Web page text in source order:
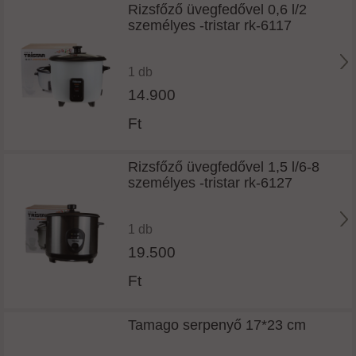
Rizsfőző üvegfedővel 0,6 l/2
személyes -tristar rk-6117
1 db
14.900
Ft
Rizsfőző üvegfedővel 1,5 l/6-8
személyes -tristar rk-6127
1 db
19.500
Ft
Tamago serpenyő 17*23 cm